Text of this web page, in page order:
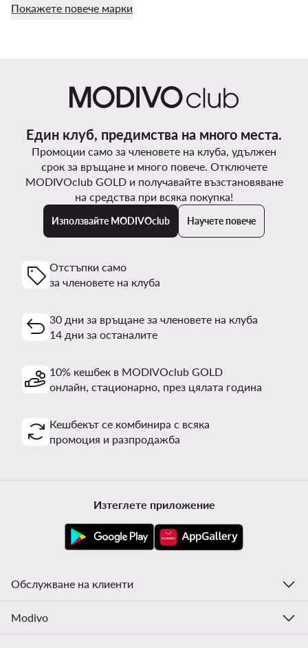
Покажете повече марки
Един клуб, предимства на много места.
Промоции само за членовете на клуба, удължен
срок за връщане и много повече. Отключете
MODIVOclub GOLD и получавайте възстановяване
на средства при всяка покупка!
Използвайте MODIVOclub Научете повече
Отстъпки само
за членовете на клуба
30 дни за връщане за членовете на клуба
14 дни за останалите
10% кешбек в MODIVOclub GOLD
онлайн, стационарно, през цялата година
Кешбекът се комбинира с всяка
промоция и разпродажба
Изтеглете приложение
Обслужване на клиенти
Modivo